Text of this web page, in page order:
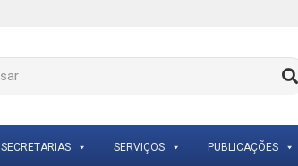
SECRETARIAS SERVIÇOS PUBLICAÇÕES